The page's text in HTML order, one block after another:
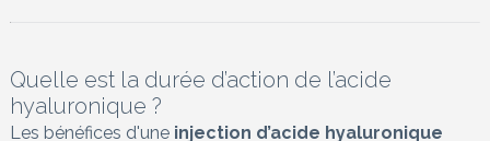
Quelle est la durée d’action de l’acide
hyaluronique ?
Les bénéfices d'une injection d’acide hyaluronique